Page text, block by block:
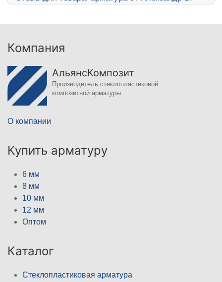
Компания
АльянсКомпозит
Производитель стеклопластиковой
композитной арматуры
О компании
Купить арматуру
6 мм
8 мм
10 мм
12 мм
Оптом
Каталог
Стеклопластиковая арматура